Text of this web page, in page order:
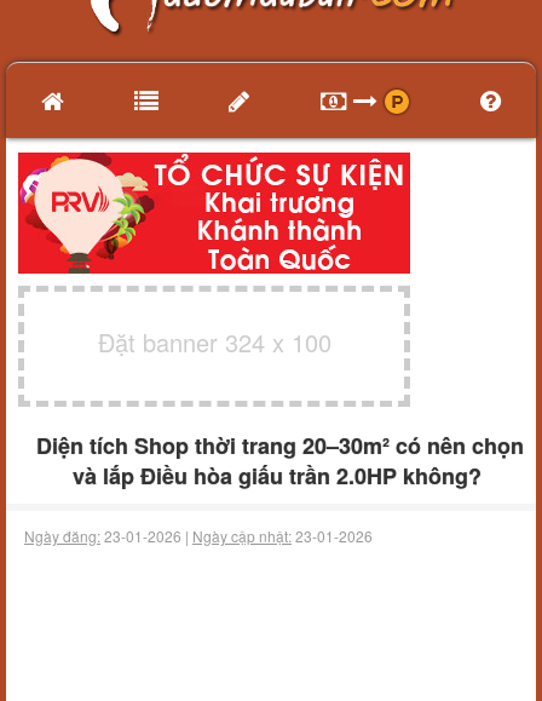
Đặt banner 324 x 100
Diện tích Shop thời trang 20–30m² có nên chọn
và lắp Điều hòa giấu trần 2.0HP không?
Ngày đăng:23-01-2026 | Ngày cập nhật:23-01-2026